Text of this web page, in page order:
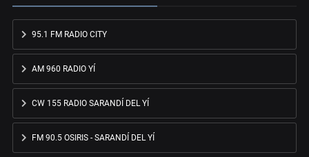
95.1 FM RADIO CITY
AM 960 RADIO YÍ
CW 155 RADIO SARANDÍ DEL YÍ
FM 90.5 OSIRIS - SARANDÍ DEL YÍ